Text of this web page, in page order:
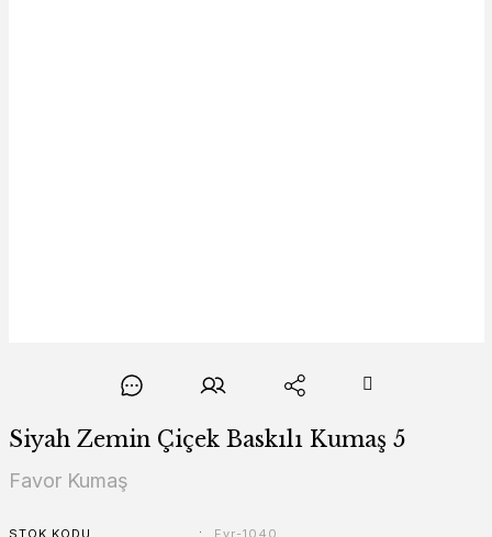
Siyah Zemin Çiçek Baskılı Kumaş 5
Favor Kumaş
STOK KODU
Fvr-1040